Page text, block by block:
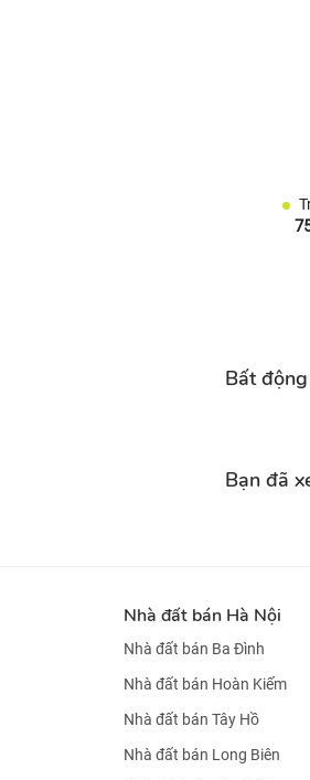
Bất
Bạn đã
Nhà đất bán Hà Nội
Nhà đất bán Ba Đình
Nhà đất bán Hoàn Kiếm
Nhà đất bán Tây Hồ
Nhà đất bán Long Biên